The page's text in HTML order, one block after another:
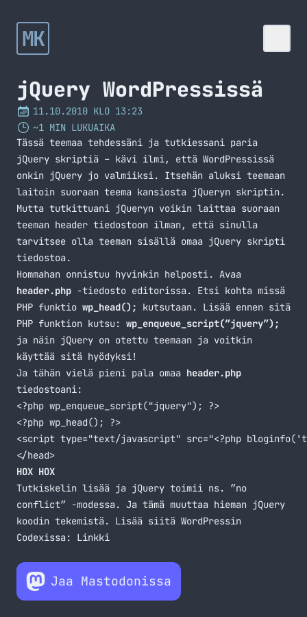
MK
jQuery WordPressissä
11.10.2010 KLO 13:23
~1 MIN LUKUAIKA
Tässä teemaa tehdessäni ja tutkiessani paria
jQuery skriptiä – kävi ilmi, että WordPressissä
onkin jQuery jo valmiiksi. Itsehän aluksi teemaan
laitoin suoraan teema kansiosta jQueryn skriptin.
Mutta tutkittuani jQueryn voikin laittaa suoraan
teeman header tiedostoon ilman, että sinulla
tarvitsee olla teeman sisällä omaa jQuery skripti
tiedostoa.
Hommahan onnistuu hyvinkin helposti. Avaa
header.php -tiedosto editorissa. Etsi kohta missä
PHP funktio wp_head();
kutsutaan. Lisää ennen sitä
PHP funktion kutsu: wp_enqueue_script(”jquery”);
ja näin jQuery on otettu teemaan ja voitkin
käyttää sitä hyödyksi!
Ja tähän vielä pieni pala omaa header.php
tiedostoani:
<?php wp_enqueue_script("jquery"); ?>
<?php wp_head(); ?>
<script type="text/javascript" src="<?php
</head>
HOX HOX
Tutkiskelin lisää ja jQuery toimii ns. ”no
conflict” -modessa. Ja tämä muuttaa hieman jQuery
koodin tekemistä. Lisää siitä WordPressin
Codexissa: Linkki
Jaa Mastodonissa